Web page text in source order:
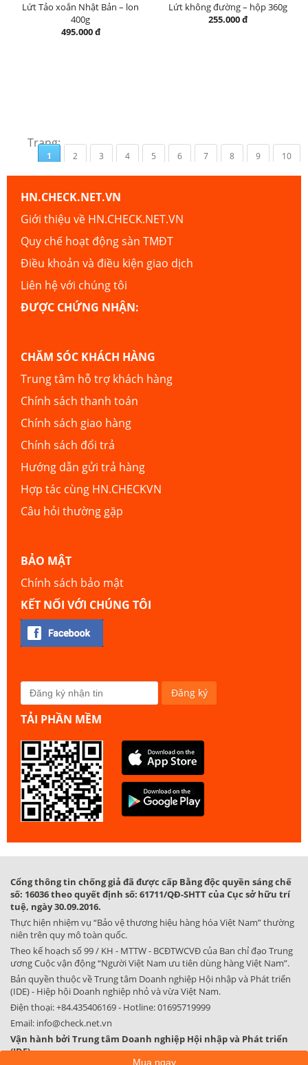
Lứt Tảo xoắn Nhật Bản – lon
400g
495.000 đ
Lứt không đường – hộp 360g
255.000 đ
Trang:
1 2 3 4 5 6 7 8 9 10
HN.CHECK.NET.VN
Giới thiệu về HN.CHECK.NET.VN
Quy chế hoạt động sàn TMĐT
Điều khoản và điều kiện giao dịch
Liên hệ với chúng tôi
ĐƯỢC CHỨNG NHẬN:
CHĂM SÓC KHÁCH HÀNG
Trung tâm hỗ trợ khách hàng
Chính sách thanh toán
Chính sách giao hàng
Chính sách đổi trả
Hướng dẫn gửi trả hàng
Hợp tác cùng HN.CHECKVN
Câu hỏi thường gặp
BẢO MẬT
Chính sách bảo mật
KẾT NỐI VỚI CHÚNG TÔI
TẢI PHẦN MỀM
Cổng thông tin chống giả đã được cấp Bằng độc quyền sáng chế
số: 16036 theo quyết định số: 61711/QĐ-SHTT của Cục sở hữu trí
tuệ, ngày 30.09.2016.
Thực hiện nhiệm vụ “Bảo vệ thương hiệu hàng hóa Việt Nam” thường
niên trên quy mô toàn quốc.
Theo kế hoạch số 99 / KH - MTTW - BCĐTWCVĐ của Ban chỉ đạo Trung
ương Cuộc vận động “Người Việt Nam ưu tiên dùng hàng Việt Nam”.
Bản quyền thuộc về Trung tâm Doanh nghiệp Hội nhập và Phát triển
(IDE) - Hiệp hội Doanh nghiệp nhỏ và vừa Việt Nam.
Điện thoại:+84.435406169- Hotline:01695719999
Email: info@check.net.vn
Vận hành bởi Trung tâm Doanh nghiệp Hội nhập và Phát triển
(IDE)